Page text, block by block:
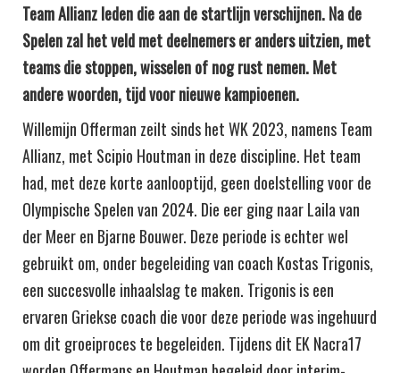
Team Allianz leden die aan de startlijn verschijnen. Na de
Spelen zal het veld met deelnemers er anders uitzien, met
teams die stoppen, wisselen of nog rust nemen. Met
andere woorden, tijd voor nieuwe kampioenen.
Willemijn Offerman zeilt sinds het WK 2023, namens Team
Allianz, met Scipio Houtman in deze discipline. Het team
had, met deze korte aanlooptijd, geen doelstelling voor de
Olympische Spelen van 2024. Die eer ging naar Laila van
der Meer en Bjarne Bouwer. Deze periode is echter wel
gebruikt om, onder begeleiding van coach Kostas Trigonis,
een succesvolle inhaalslag te maken. Trigonis is een
ervaren Griekse coach die voor deze periode was ingehuurd
om dit groeiproces te begeleiden. Tijdens dit EK Nacra17